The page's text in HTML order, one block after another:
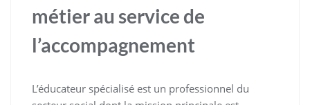
métier au service de
l’accompagnement
L’éducateur spécialisé est un professionnel du